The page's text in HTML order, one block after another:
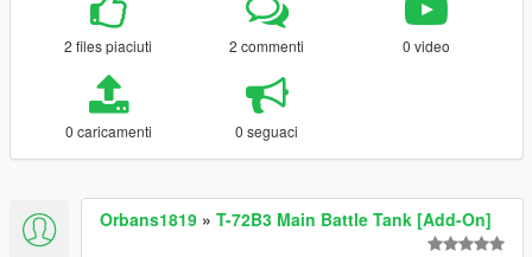
2 files piaciuti 2 commenti 0 video
0 caricamenti 0 seguaci
Orbans1819 » T-72B3 Main Battle Tank [Add-On]